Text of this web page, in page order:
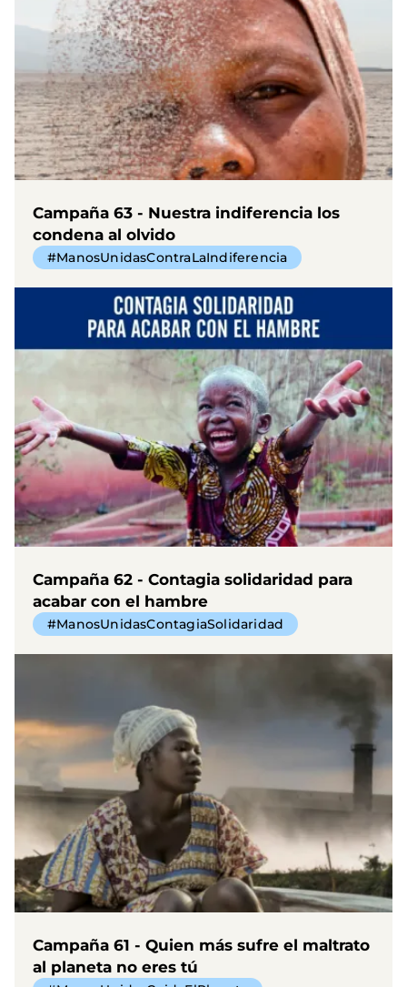
Campaña 63 - Nuestra indiferencia los
condena al olvido
#ManosUnidasContraLaIndiferencia
Campaña 62 - Contagia solidaridad para
acabar con el hambre
#ManosUnidasContagiaSolidaridad
Campaña 61 - Quien más sufre el maltrato
al planeta no eres tú